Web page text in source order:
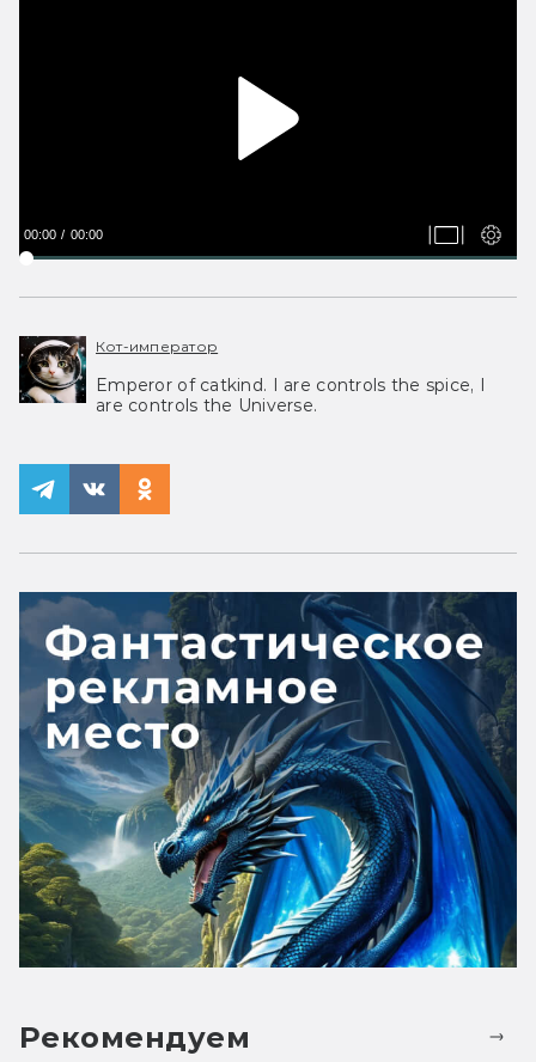
00:00 00:00
Кот-император
Emperor of catkind. I are controls the spice, I
are controls the Universe.
Рекомендуем